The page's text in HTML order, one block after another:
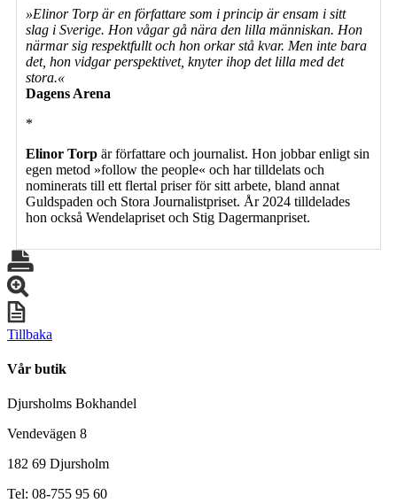
»Elinor Torp är en författare som i princip är ensam i sitt
slag i Sverige. Hon vågar gå nära den lilla människan. Hon
närmar sig respektfullt och hon orkar stå kvar. Men inte bara
det, hon vidgar perspektivet, knyter ihop det lilla med det
stora.«
Dagens Arena
*
Elinor Torp är författare och journalist. Hon jobbar enligt sin
egen metod »follow the people« och har tilldelats och
nominerats till ett flertal priser för sitt arbete, bland annat
Guldspaden och Stora Journalistpriset. År 2024 tilldelades
hon också Wendelapriset och Stig Dagermanpriset.
Tillbaka
Vår butik
Djursholms Bokhandel
Vendevägen 8
182 69 Djursholm
Tel: 08-755 95 60